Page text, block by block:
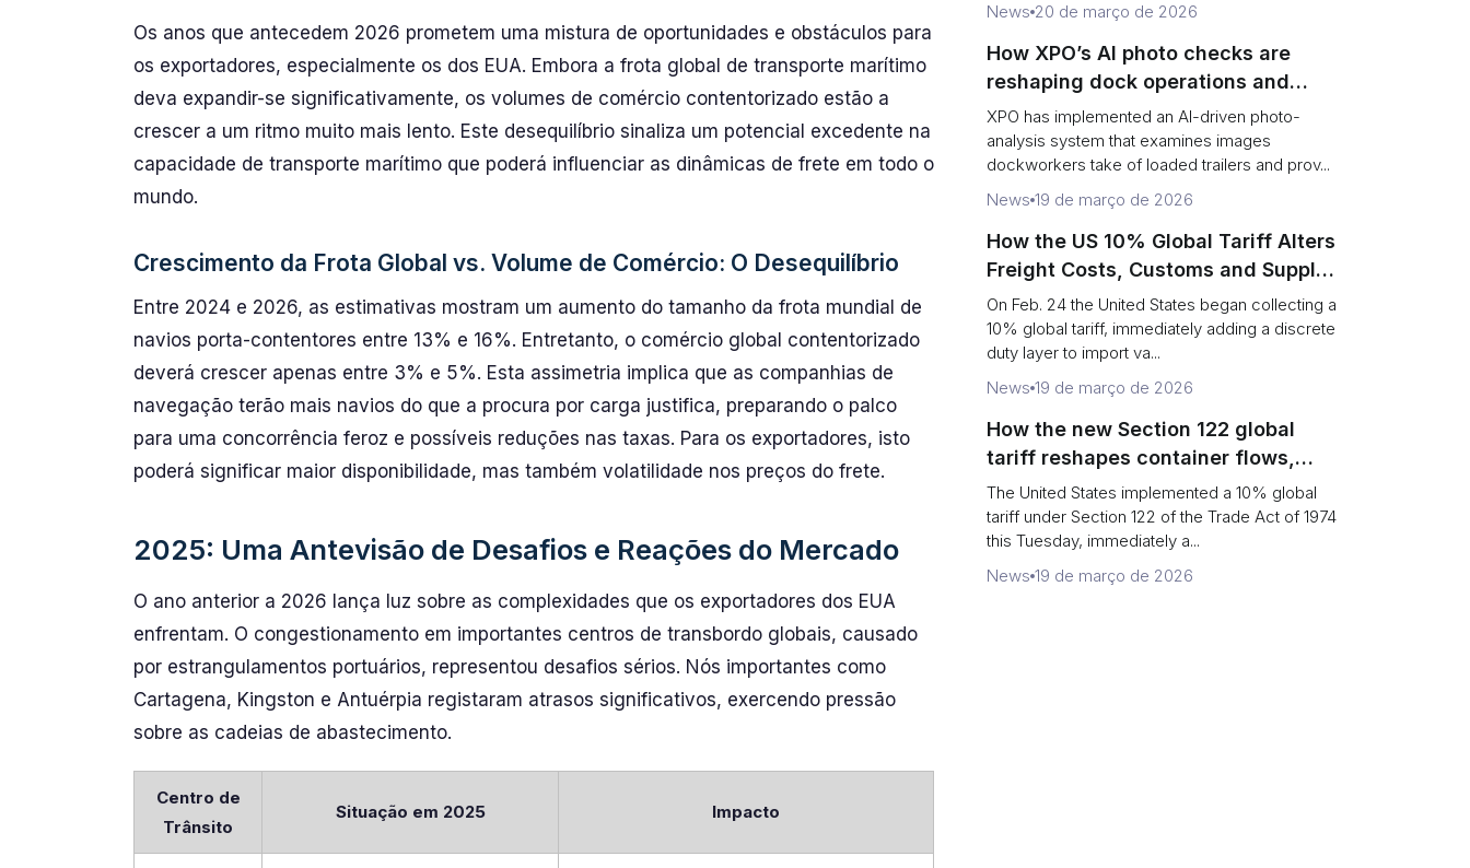
Os anos que antecedem 2026 prometem uma mistura de oportunidades e obstáculos para
os exportadores, especialmente os dos EUA. Embora a frota global de transporte marítimo
deva expandir-se significativamente, os volumes de comércio contentorizado estão a
crescer a um ritmo muito mais lento. Este desequilíbrio sinaliza um potencial excedente na
capacidade de transporte marítimo que poderá influenciar as dinâmicas de frete em todo o
mundo.
Crescimento da Frota Global vs. Volume de Comércio: O Desequilíbrio
Entre 2024 e 2026, as estimativas mostram um aumento do tamanho da frota mundial de
navios porta-contentores entre 13% e 16%. Entretanto, o comércio global contentorizado
deverá crescer apenas entre 3% e 5%. Esta assimetria implica que as companhias de
navegação terão mais navios do que a procura por carga justifica, preparando o palco
para uma concorrência feroz e possíveis reduções nas taxas. Para os exportadores, isto
poderá significar maior disponibilidade, mas também volatilidade nos preços do frete.
2025: Uma Antevisão de Desafios e Reações do Mercado
O ano anterior a 2026 lança luz sobre as complexidades que os exportadores dos EUA
enfrentam. O congestionamento em importantes centros de transbordo globais, causado
por estrangulamentos portuários, representou desafios sérios. Nós importantes como
Cartagena, Kingston e Antuérpia registaram atrasos significativos, exercendo pressão
sobre as cadeias de abastecimento.
Centro de
Trânsito
Situação em 2025 Impacto
News 20 de março de 2026
How XPO’s AI photo checks are
reshaping dock operations and
service response
XPO has implemented an AI-driven photo-
analysis system that examines images
dockworkers take of loaded trailers and prov...
News 19 de março de 2026
How the US 10% Global Tariff Alters
Freight Costs, Customs and Supply
Chains
On Feb. 24 the United States began collecting a
10% global tariff, immediately adding a discrete
duty layer to import va...
News 19 de março de 2026
How the new Section 122 global
tariff reshapes container flows,
airfreight and importer planning
The United States implemented a 10% global
tariff under Section 122 of the Trade Act of 1974
this Tuesday, immediately a...
News 19 de março de 2026